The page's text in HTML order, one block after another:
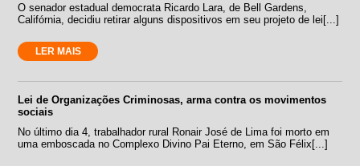
O senador estadual democrata Ricardo Lara, de Bell Gardens,
Califórnia, decidiu retirar alguns dispositivos em seu projeto de lei[...]
LER MAIS
Lei de Organizações Criminosas, arma contra os movimentos
sociais
No último dia 4, trabalhador rural Ronair José de Lima foi morto em
uma emboscada no Complexo Divino Pai Eterno, em São Félix[...]